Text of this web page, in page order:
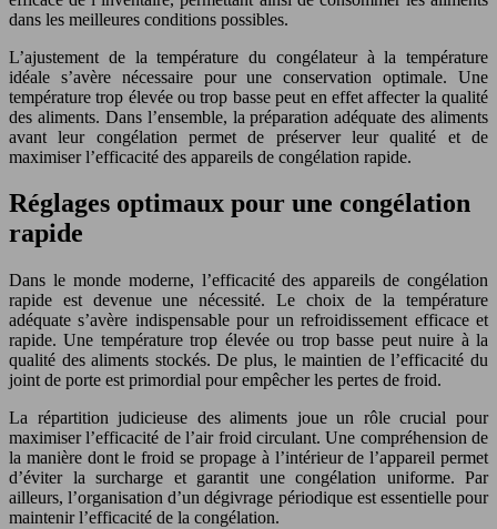
dans les meilleures conditions possibles.
L’ajustement de la température du congélateur à la température
idéale s’avère nécessaire pour une conservation optimale. Une
température trop élevée ou trop basse peut en effet affecter la qualité
des aliments. Dans l’ensemble, la préparation adéquate des aliments
avant leur congélation permet de préserver leur qualité et de
maximiser l’efficacité des appareils de congélation rapide.
Réglages optimaux pour une congélation
rapide
Dans le monde moderne, l’efficacité des appareils de congélation
rapide est devenue une nécessité. Le choix de la température
adéquate s’avère indispensable pour un refroidissement efficace et
rapide. Une température trop élevée ou trop basse peut nuire à la
qualité des aliments stockés. De plus, le maintien de l’efficacité du
joint de porte est primordial pour empêcher les pertes de froid.
La répartition judicieuse des aliments joue un rôle crucial pour
maximiser l’efficacité de l’air froid circulant. Une compréhension de
la manière dont le froid se propage à l’intérieur de l’appareil permet
d’éviter la surcharge et garantit une congélation uniforme. Par
ailleurs, l’organisation d’un dégivrage périodique est essentielle pour
maintenir l’efficacité de la congélation.